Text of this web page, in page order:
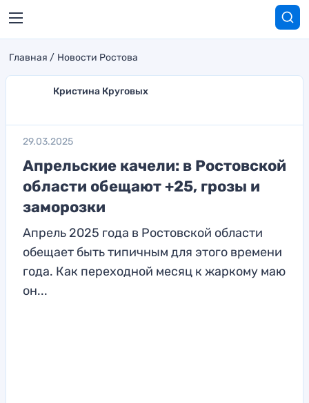
Главная Новости Ростова
Кристина Круговых
29.03.2025
Апрельские качели: в Ростовской
области обещают +25, грозы и
заморозки
Апрель 2025 года в Ростовской области
обещает быть типичным для этого времени
года. Как переходной месяц к жаркому маю
он...